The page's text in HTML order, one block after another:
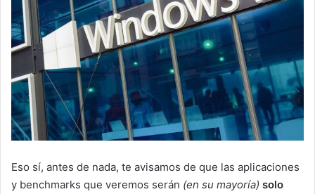
Eso sí, antes de nada, te avisamos de que las aplicaciones
y benchmarks que veremos serán (en su mayoría) solo